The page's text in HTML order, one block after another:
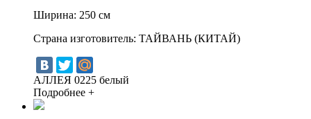
Ширина: 250 см
Страна изготовитель: ТАЙВАНЬ (КИТАЙ)
АЛЛЕЯ 0225 белый
Подробнее +